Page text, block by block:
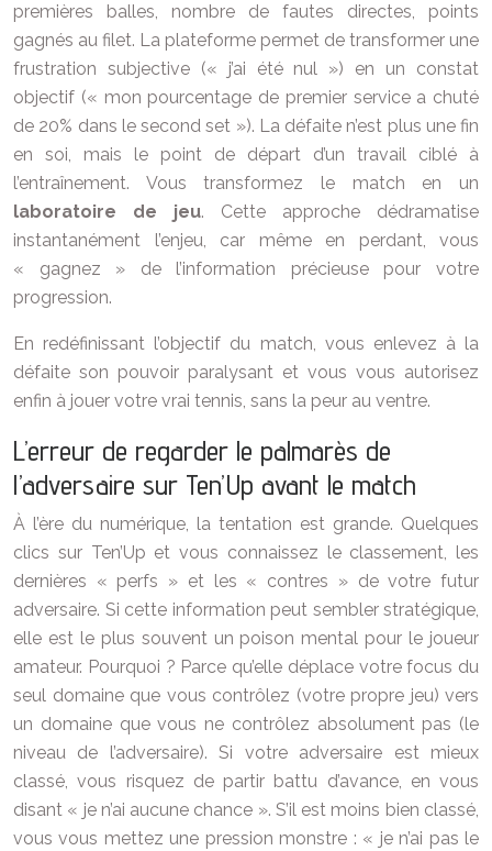
premières balles, nombre de fautes directes, points
gagnés au filet. La plateforme permet de transformer une
frustration subjective (« j’ai été nul ») en un constat
objectif (« mon pourcentage de premier service a chuté
de 20% dans le second set »). La défaite n’est plus une fin
en soi, mais le point de départ d’un travail ciblé à
l’entraînement. Vous transformez le match en un
laboratoire de jeu. Cette approche dédramatise
instantanément l’enjeu, car même en perdant, vous
« gagnez » de l’information précieuse pour votre
progression.
En redéfinissant l’objectif du match, vous enlevez à la
défaite son pouvoir paralysant et vous vous autorisez
enfin à jouer votre vrai tennis, sans la peur au ventre.
L’erreur de regarder le palmarès de
l’adversaire sur Ten’Up avant le match
À l’ère du numérique, la tentation est grande. Quelques
clics sur Ten’Up et vous connaissez le classement, les
dernières « perfs » et les « contres » de votre futur
adversaire. Si cette information peut sembler stratégique,
elle est le plus souvent un poison mental pour le joueur
amateur. Pourquoi ? Parce qu’elle déplace votre focus du
seul domaine que vous contrôlez (votre propre jeu) vers
un domaine que vous ne contrôlez absolument pas (le
niveau de l’adversaire). Si votre adversaire est mieux
classé, vous risquez de partir battu d’avance, en vous
disant « je n’ai aucune chance ». S’il est moins bien classé,
vous vous mettez une pression monstre : « je n’ai pas le